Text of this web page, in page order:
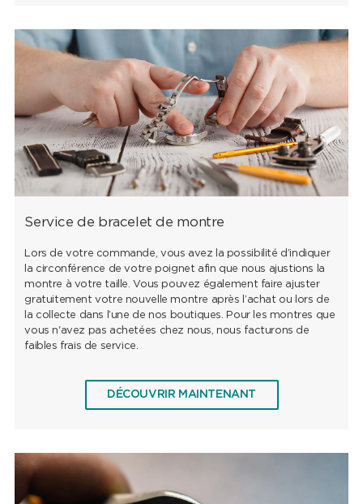
Service de bracelet de montre
Lors de votre commande, vous avez la possibilité d’indiquer
la circonférence de votre poignet afin que nous ajustions la
montre à votre taille. Vous pouvez également faire ajuster
gratuitement votre nouvelle montre après l’achat ou lors de
la collecte dans l’une de nos boutiques. Pour les montres que
vous n'avez pas achetées chez nous, nous facturons de
faibles frais de service.
DÉCOUVRIR MAINTENANT